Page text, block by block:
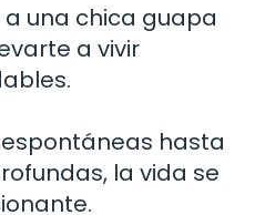
una chica guapa
a vivir
hasta
la vida se